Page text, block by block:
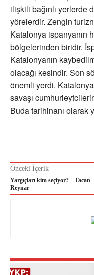
ilişkili bağınlı yerlerde
yörelerdir. Zengin
Katalonya ispanyanın
bölgelerinden biridir.
Katalonyanın
olacağı kesindir. Son
önemli yerdi.
savaşı
Buda tarihinanı olarak
Önceki İçerik
Yargıçları kim seçiyor? – Tacan
Reynar
-